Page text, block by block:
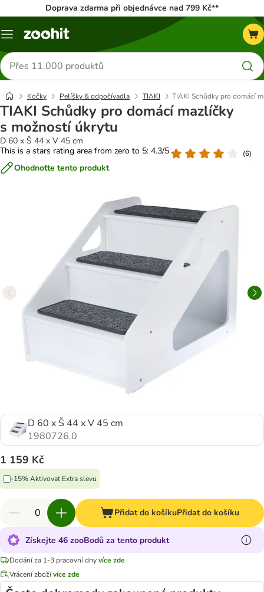
Doprava zdarma při objednávce nad 799 Kč**
Menu
Hledat
produkty
Kočky Pelíšky & odpočívadla TIAKI TIAKI Schůdky pro domácí
TIAKI Schůdky pro domácí mazlíčky
s možností úkrytu
D 60 x Š 44 x V 45 cm
This is a stars rating area from zero to 5: 4.3/5
(6)
Ohodnoťte tento produkt
D 60 x Š 44 x V 45 cm
1980726.0
1 159 Kč
-15% Aktivovat Extra slevu
Přidat do košíkuPřidat do košíku
Získejte 46 zooBodů za tento produkt
Dodání za 1-3 pracovní dnyvíce zde
Vrácení zbožívíce zde